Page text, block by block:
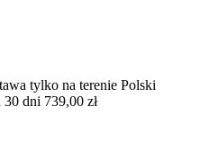
tylko na terenie Polski
dni 739,00 zł